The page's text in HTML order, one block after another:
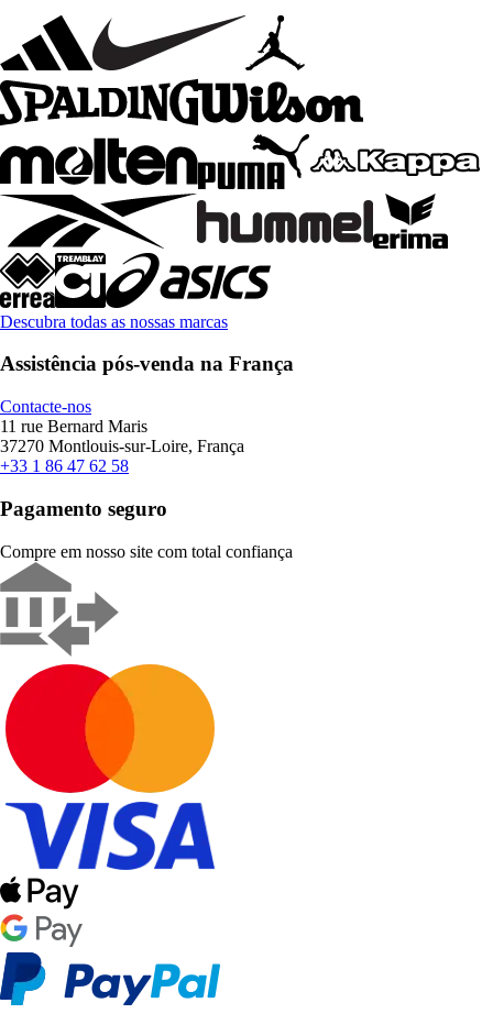
Descubra todas as nossas marcas
Assistência pós-venda na França
Contacte-nos
11 rue Bernard Maris
37270 Montlouis-sur-Loire, França
+33 1 86 47 62 58
Pagamento seguro
Compre em nosso site com total confiança